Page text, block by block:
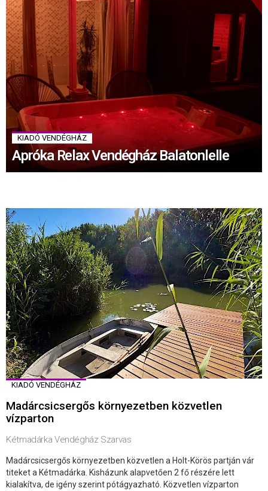
KIADÓ VENDÉGHÁZ
Apróka Relax Vendégház Balatonlelle
KIADÓ VENDÉGHÁZ
Madárcsicsergős környezetben közvetlen
vízparton
Kétmadárka Vendégház Szarvas
Madárcsicsergős környezetben közvetlen a Holt-Körös partján vár
titeket a Kétmadárka. Kisházunk alapvetően 2 fő részére lett
kialakítva, de igény szerint pótágyazható. Közvetlen vízparton